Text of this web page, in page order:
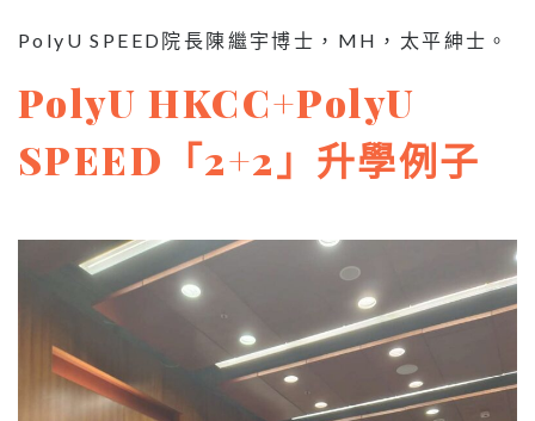
PolyU SPEED院長陳繼宇博士，MH，太平紳士。
PolyU HKCC+PolyU
SPEED「2+2」升學例子